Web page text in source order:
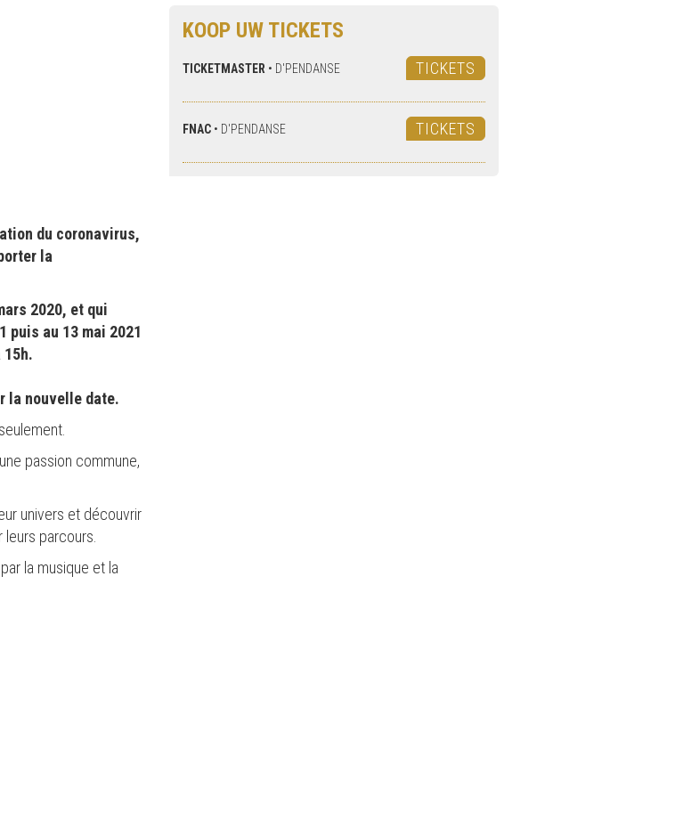
KOOP UW TICKETS
TICKETMASTER • D'PENDANSE TICKETS
FNAC • D'PENDANSE TICKETS
du coronavirus,
la
2020, et qui
puis au 13 mai 2021
15h.
la nouvelle date.
passion commune,
univers et découvrir
parcours.
la musique et la